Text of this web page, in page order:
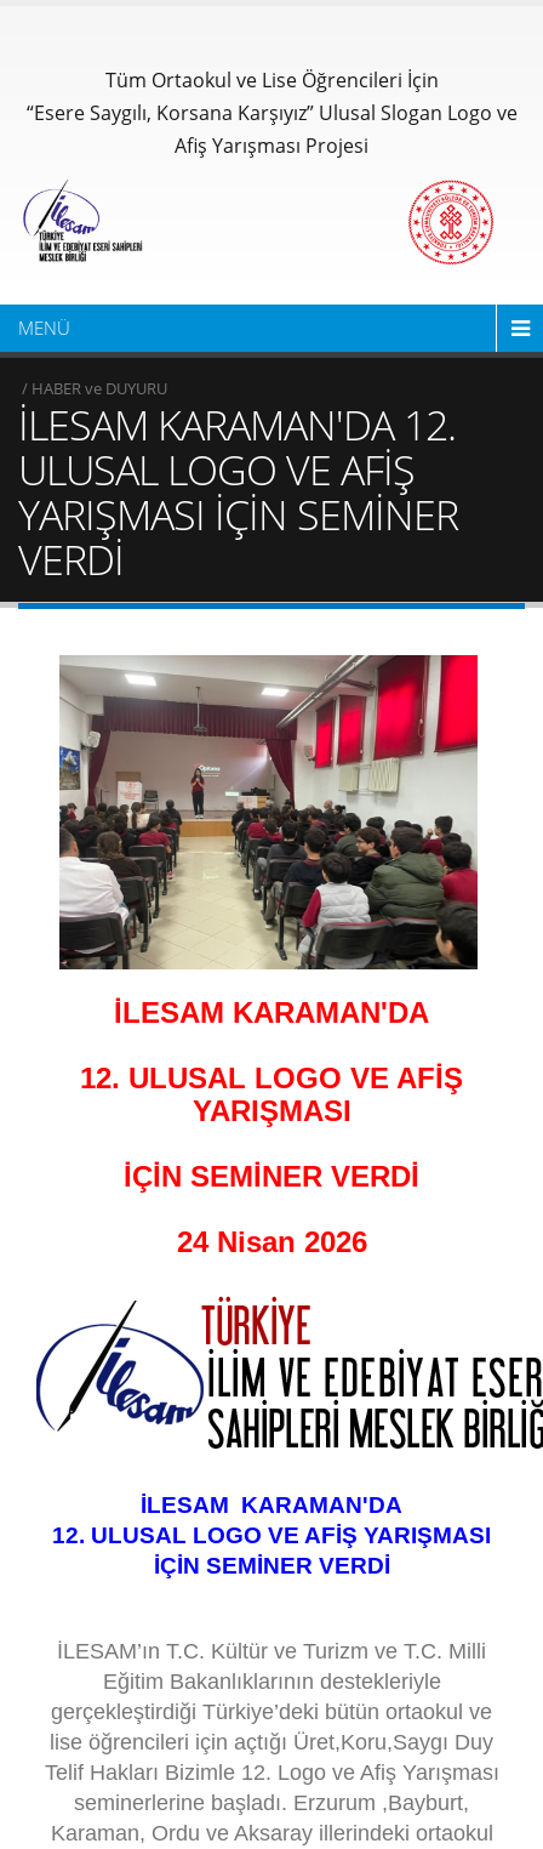
Tüm Ortaokul ve Lise Öğrencileri İçin
“Esere Saygılı, Korsana Karşıyız” Ulusal Slogan Logo ve
Afiş Yarışması Projesi
MENÜ
/ HABER ve DUYURU
İLESAM KARAMAN'DA 12.
ULUSAL LOGO VE AFİŞ
YARIŞMASI İÇİN SEMİNER
VERDİ
İLESAM KARAMAN'DA
12. ULUSAL LOGO VE AFİŞ
YARIŞMASI
İÇİN SEMİNER VERDİ
24 Nisan 2026
İLESAM KARAMAN'DA
12. ULUSAL LOGO VE AFİŞ YARIŞMASI
İÇİN SEMİNER VERDİ
İLESAM’ın T.C. Kültür ve Turizm ve T.C. Milli
Eğitim Bakanlıklarının destekleriyle
gerçekleştirdiği Türkiye’deki bütün ortaokul ve
lise öğrencileri için açtığı Üret,Koru,Saygı Duy
Telif Hakları Bizimle 12. Logo ve Afiş Yarışması
seminerlerine başladı. Erzurum ,Bayburt,
Karaman, Ordu ve Aksaray illerindeki ortaokul